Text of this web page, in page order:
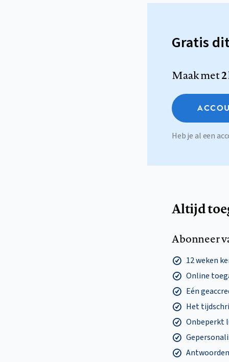
Gratis
Maak met
Heb je al een
Altijd
Abonneer
12 weken
Online
Eén
Het
Onbeperkt